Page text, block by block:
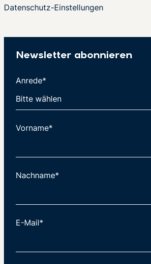
Datenschutz-Einstellungen
Newsletter abonnieren
Anrede*
Vorname*
Nachname*
E-Mail*